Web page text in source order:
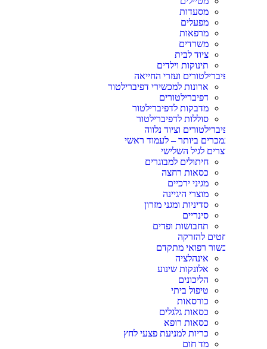
ציוד לבית
תינוקות וילדים
ועזרי החייאה
ארונות למכשירי דפיברילטור
דפיברילטורים
מדבקות לדפיברילטור
סוללות לדפיברילטור
וציוד נלווה
ביותר – לעמוד ראשי
לגיל השלישי
חיתולים למבוגרים
כסאות רחצה
מגיני ירכיים
מוצרי היגיינה
סדיניות ומגני מזרון
תחבושות ופדים
להזרקה
רפואי מתקדם
אינהלציה
אלונקות שינוע
טיפול ביתי
כסאות גלגלים
כסאות רופא
כריות למניעת פצעי לחץ